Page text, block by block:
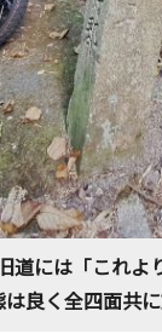
道には「これ
良く全四面共